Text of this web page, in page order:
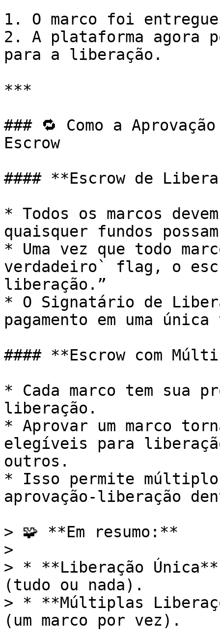
1. O marco foi
2. A plataforma agora
para a liberação.
***
### 🔁 Como a
Escrow
#### **Escrow de
* Todos os marcos
quaisquer fundos
* Uma vez que todo
verdadeiro` flag, o
liberação.”
* O Signatário de
pagamento em uma
#### **Escrow com
* Cada marco tem sua
liberação.
* Aprovar um marco
elegíveis para
outros.
* Isso permite
aprovação-liberação
> 🧩 **Em resumo:**
>
> * **Liberação
(tudo ou nada).
> * **Múltiplas
(um marco por vez).